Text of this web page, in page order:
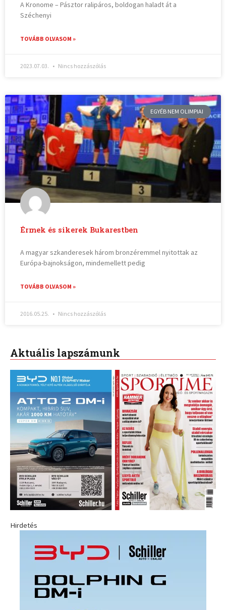
A Kronome – Pásztor ralipáros, boldogan haladt át a
Széchenyi
TOVÁBB OLVASOM »
2023.07.03. Nincs hozzászólás
EGYÉB NEM OLIMPIAI
Érmek és sikerek Bukarestben
A magyar szkanderesek három bronzéremmel nyitottak az
Európa-bajnokságon, mindemellett pedig
TOVÁBB OLVASOM »
2016.05.25. Nincs hozzászólás
Aktuális lapszámunk
Hirdetés